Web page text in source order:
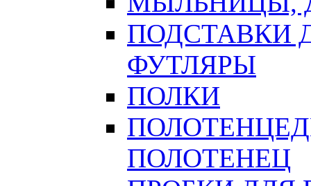
ПОДСТАВКИ
ФУТЛЯРЫ
ПОЛКИ
ПОЛОТЕНЕЦ